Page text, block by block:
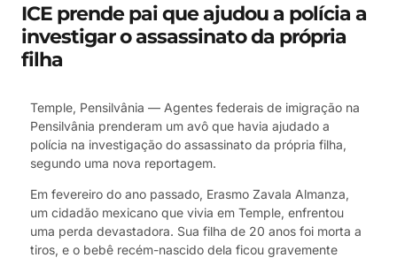
ICE prende pai que ajudou a polícia a
investigar o assassinato da própria
filha
Temple, Pensilvânia — Agentes federais de imigração na
Pensilvânia prenderam um avô que havia ajudado a
polícia na investigação do assassinato da própria filha,
segundo uma nova reportagem.
Em fevereiro do ano passado, Erasmo Zavala Almanza,
um cidadão mexicano que vivia em Temple, enfrentou
uma perda devastadora. Sua filha de 20 anos foi morta a
tiros, e o bebê recém-nascido dela ficou gravemente